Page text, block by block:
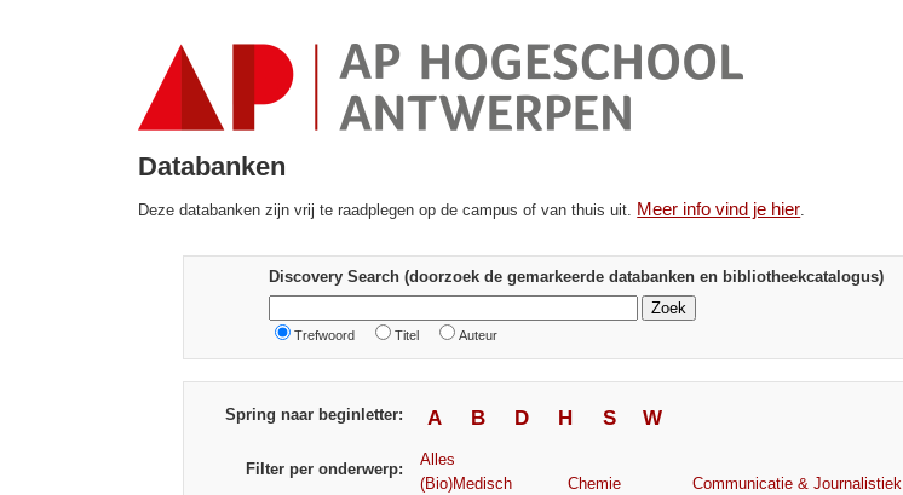
Databanken
Deze databanken zijn vrij te raadplegen op de campus of van thuis uit. Meer info vind je hier.
Discovery Search (doorzoek de gemarkeerde databanken en bibliotheekcatalogus)
Trefwoord Titel Auteur
Spring naar beginletter: A B D H S W
Filter per onderwerp:
Alles
(Bio)Medisch
Chemie Communicatie & Journalistiek